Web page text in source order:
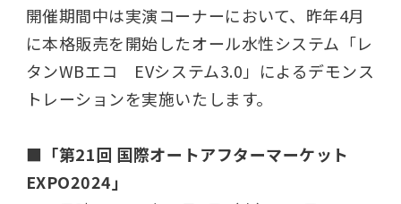
開催期間中は実演コーナーにおいて、昨年4月
に本格販売を開始したオール水性システム「レ
タンWBエコ EVシステム3.0」によるデモンス
トレーションを実施いたします。
■「第21回 国際オートアフターマーケット
EXPO2024」